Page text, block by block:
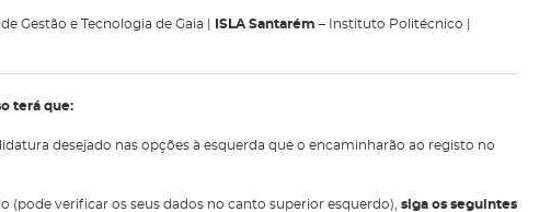
Gestão e Tecnologia de Gaia | ISLA Santarém – Instituto Politécnico |
terá que:
desejado nas opções à esquerda que o encaminharão ao registo no
(pode verificar os seus dados no canto superior esquerdo), siga os seguintes